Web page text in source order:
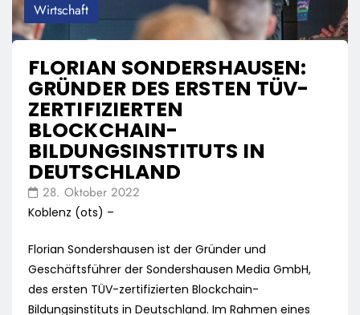
Wirtschaft
FLORIAN SONDERSHAUSEN:
GRÜNDER DES ERSTEN TÜV-
ZERTIFIZIERTEN
BLOCKCHAIN-
BILDUNGSINSTITUTS IN
DEUTSCHLAND
28. Oktober 2022
Koblenz (ots) –
Florian Sondershausen ist der Gründer und
Geschäftsführer der Sondershausen Media GmbH,
des ersten TÜV-zertifizierten Blockchain-
Bildungsinstituts in Deutschland. Im Rahmen eines